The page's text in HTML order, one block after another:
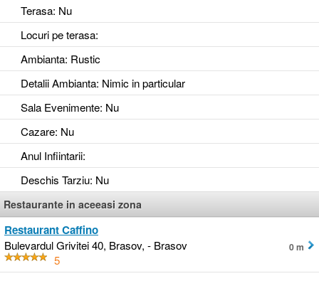
Terasa: Nu
Locuri pe terasa:
Ambianta: Rustic
Detalii Ambianta: Nimic in particular
Sala Evenimente: Nu
Cazare: Nu
Anul Infiintarii:
Deschis Tarziu: Nu
Restaurante in aceeasi zona
Restaurant Caffino
Bulevardul Grivitei 40, Brasov, - Brasov
5
0 m